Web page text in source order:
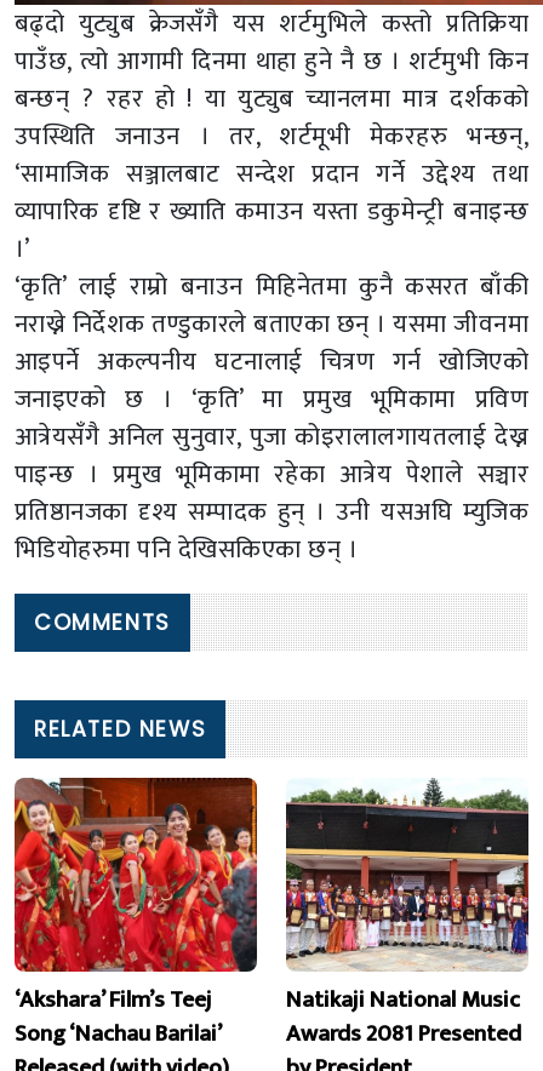
बढ्दो युट्युब क्रेजसँगै यस शर्टमुभिले कस्तो प्रतिक्रिया
पाउँछ, त्यो आगामी दिनमा थाहा हुने नै छ । शर्टमुभी किन
बन्छन् ? रहर हो ! या युट्युब च्यानलमा मात्र दर्शकको
उपस्थिति जनाउन । तर, शर्टमूभी मेकरहरु भन्छन्,
‘सामाजिक सञ्जालबाट सन्देश प्रदान गर्ने उद्देश्य तथा
व्यापारिक दृष्टि र ख्याति कमाउन यस्ता डकुमेन्ट्री बनाइन्छ
।’
‘कृति’ लाई राम्रो बनाउन मिहिनेतमा कुनै कसरत बाँकी
नराख्ने निर्देशक तण्डुकारले बताएका छन् । यसमा जीवनमा
आइपर्ने अकल्पनीय घटनालाई चित्रण गर्न खोजिएको
जनाइएको छ । ‘कृति’ मा प्रमुख भूमिकामा प्रविण
आत्रेयसँगै अनिल सुनुवार, पुजा कोइरालालगायतलाई देख्न
पाइन्छ । प्रमुख भूमिकामा रहेका आत्रेय पेशाले सञ्चार
प्रतिष्ठानजका दृश्य सम्पादक हुन् । उनी यसअघि म्युजिक
भिडियोहरुमा पनि देखिसकिएका छन् ।
COMMENTS
RELATED NEWS
‘Akshara’ Film’s Teej
Song ‘Nachau Barilai’
Natikaji National Music
Awards 2081 Presented